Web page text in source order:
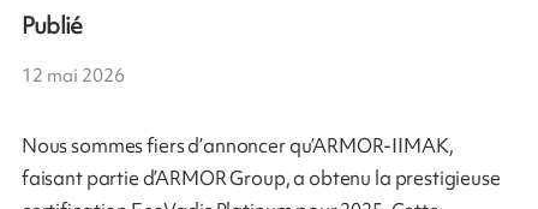
Nous sommes fiers d’annoncer qu’ARMOR-IIMAK,
faisant partie d’ARMOR Group, a obtenu la prestigieuse
Publié
12 mai 2026